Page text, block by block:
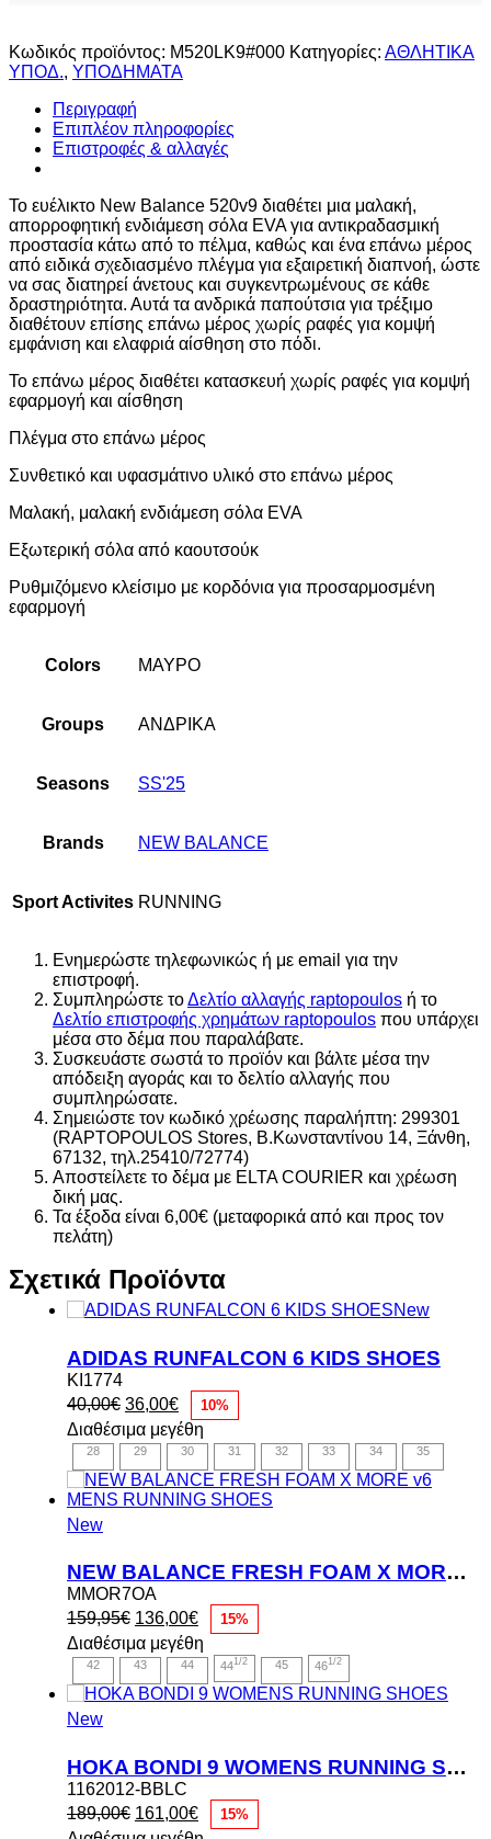
Κωδικός προϊόντος: M520LK9#000 Κατηγορίες: ΑΘΛΗΤΙΚΑ
ΥΠΟΔ., ΥΠΟΔΗΜΑΤΑ
Περιγραφή
Επιπλέον πληροφορίες
Επιστροφές & αλλαγές
Το ευέλικτο New Balance 520v9 διαθέτει μια μαλακή,
απορροφητική ενδιάμεση σόλα EVA για αντικραδασμική
προστασία κάτω από το πέλμα, καθώς και ένα επάνω μέρος
από ειδικά σχεδιασμένο πλέγμα για εξαιρετική διαπνοή, ώστε
να σας διατηρεί άνετους και συγκεντρωμένους σε κάθε
δραστηριότητα. Αυτά τα ανδρικά παπούτσια για τρέξιμο
διαθέτουν επίσης επάνω μέρος χωρίς ραφές για κομψή
εμφάνιση και ελαφριά αίσθηση στο πόδι.
Το επάνω μέρος διαθέτει κατασκευή χωρίς ραφές για κομψή
εφαρμογή και αίσθηση
Πλέγμα στο επάνω μέρος
Συνθετικό και υφασμάτινο υλικό στο επάνω μέρος
Μαλακή, μαλακή ενδιάμεση σόλα EVA
Εξωτερική σόλα από καουτσούκ
Ρυθμιζόμενο κλείσιμο με κορδόνια για προσαρμοσμένη
εφαρμογή
Colors ΜΑΥΡΟ
Groups ΑΝΔΡΙΚΑ
Seasons SS'25
Brands NEW BALANCE
Sport Activites RUNNING
Ενημερώστε τηλεφωνικώς ή με email για την
επιστροφή.
Συμπληρώστε τοΔελτίο αλλαγής raptopoulos ή το
Δελτίο επιστροφής χρημάτων raptopoulos που υπάρχει
μέσα στο δέμα που παραλάβατε.
Συσκευάστε σωστά το προϊόν και βάλτε μέσα την
απόδειξη αγοράς και το δελτίο αλλαγής που
συμπληρώσατε.
Σημειώστε τον κωδικό χρέωσης παραλήπτη: 299301
(RAPTOPOULOS Stores, Β.Κωνσταντίνου 14, Ξάνθη,
67132, τηλ.25410/72774)
Αποστείλετε το δέμα με ELTA COURIER και χρέωση
δική μας.
Τα έξοδα είναι 6,00€ (μεταφορικά από και προς τον
πελάτη)
Σχετικά Προϊόντα
New
ADIDAS RUNFALCON 6 KIDS SHOES
KI1774
40,00€ Original
price
was:
40,00€.
36,00€Η
τρέχουσα
τιμή
είναι:
36,00€.
10%
Διαθέσιμα μεγέθη
28 29 30 31 32 33 34 35
New
NEW BALANCE FRESH FOAM X MORE v6 MENS RUNNING SHOES
MMOR7OA
159,95€ Original
price
was:
159,95€.
136,00€Η
τρέχουσα
τιμή
είναι:
136,00€.
15%
Διαθέσιμα μεγέθη
42 43 44 441/2 45 461/2
New
HOKA BONDI 9 WOMENS RUNNING SHOES
1162012-BBLC
189,00€ Original
price
161,00€Η
τρέχουσα
15%